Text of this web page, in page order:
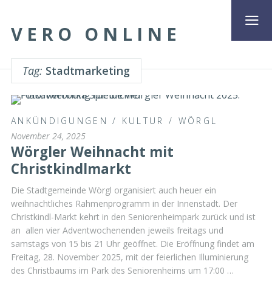
VERO ONLINE
Tag: Stadtmarketing
ANKÜNDIGUNGEN / KULTUR / WÖRGL
November 24, 2025
Wörgler Weihnacht mit
Christkindlmarkt
Die Stadtgemeinde Wörgl organisiert auch heuer ein
weihnachtliches Rahmenprogramm in der Innenstadt. Der
Christkindl-Markt kehrt in den Seniorenheimpark zurück und ist
an allen vier Adventwochenenden jeweils freitags und
samstags von 15 bis 21 Uhr geöffnet. Die Eröffnung findet am
Freitag, 28. November 2025, mit der feierlichen Illuminierung
des Christbaums im Park des Seniorenheims um 17:00 …